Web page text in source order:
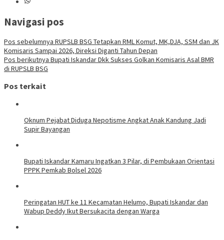
Navigasi pos
Pos sebelumnya RUPSLB BSG Tetapkan RML Komut, MK,DJA, SSM dan JK
Komisaris Sampai 2026, Direksi Diganti Tahun Depan
Pos berikutnya Bupati Iskandar Dkk Sukses Golkan Komisaris Asal BMR
di RUPSLB BSG
Pos terkait
Oknum Pejabat Diduga Nepotisme Angkat Anak Kandung Jadi
Supir Bayangan
Bupati Iskandar Kamaru Ingatkan 3 Pilar, di Pembukaan Orientasi
PPPK Pemkab Bolsel 2026
Peringatan HUT ke 11 Kecamatan Helumo, Bupati Iskandar dan
Wabup Deddy Ikut Bersukacita dengan Warga